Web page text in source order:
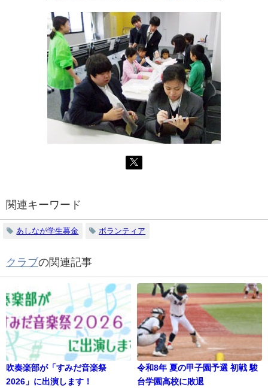
関連キーワード
あしなが学生募金 ボランティア
クラブの関連記事
吹奏楽部が「すみだ音楽祭
2026」に出演します！
令和8年 夏の甲子園予選 初戦 駿
台学園高校に敗退